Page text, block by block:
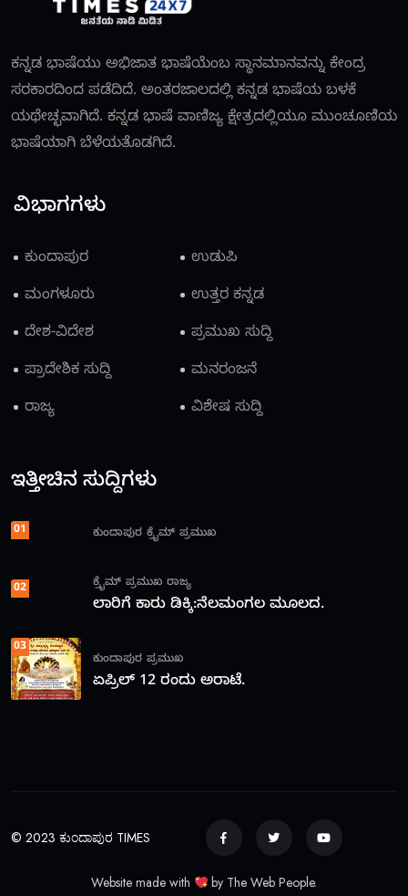
ಕನ್ನಡ ಭಾಷೆಯು ಅಭಿಜಾತ ಭಾಷೆಯೆಂಬ ಸ್ಥಾನಮಾನವನ್ನು ಕೇಂದ್ರ
ಸರಕಾರದಿಂದ ಪಡೆದಿದೆ. ಅಂತರಜಾಲದಲ್ಲಿ ಕನ್ನಡ ಭಾಷೆಯ ಬಳಕೆ
ಯಥೇಚ್ಛವಾಗಿದೆ. ಕನ್ನಡ ಭಾಷೆ ವಾಣಿಜ್ಯ ಕ್ಷೇತ್ರದಲ್ಲಿಯೂ ಮುಂಚೂಣಿಯ
ಭಾಷೆಯಾಗಿ ಬೆಳೆಯತೊಡಗಿದೆ.
ವಿಭಾಗಗಳು
ಕುಂದಾಪುರ
ಉಡುಪಿ
ಮಂಗಳೂರು
ಉತ್ತರ ಕನ್ನಡ
ದೇಶ-ವಿದೇಶ
ಪ್ರಮುಖ ಸುದ್ದಿ
ಪ್ರಾದೇಶಿಕ ಸುದ್ದಿ
ಮನರಂಜನೆ
ರಾಜ್ಯ
ವಿಶೇಷ ಸುದ್ದಿ
ಇತ್ತೀಚಿನ ಸುದ್ದಿಗಳು
01 ಕುಂದಾಪುರ ಕ್ರೈಮ್ ಪ್ರಮುಖ
02 ಕ್ರೈಮ್ ಪ್ರಮುಖ ರಾಜ್ಯ
ಲಾರಿಗೆ ಕಾರು ಡಿಕ್ಕಿ:ನೆಲಮಂಗಲ ಮೂಲದ.
03
ಕುಂದಾಪುರ ಪ್ರಮುಖ
ಏಪ್ರಿಲ್ 12 ರಂದು ಅರಾಟೆ.
© 2023 ಕುಂದಾಪುರ TIMES
Website made with by The Web People.